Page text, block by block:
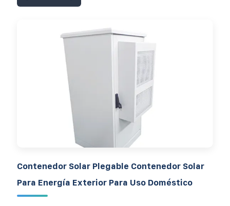
Contenedor Solar Plegable Contenedor Solar
Para Energía Exterior Para Uso Doméstico